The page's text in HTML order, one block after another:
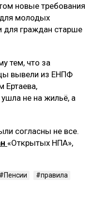
новые требования
молодых
для граждан старше
тем, что за
вывели из ЕНПФ
Ертаева,
ушла не на жильё, а
согласны не все.
«Открытых НПА»,
Пенсии
правила